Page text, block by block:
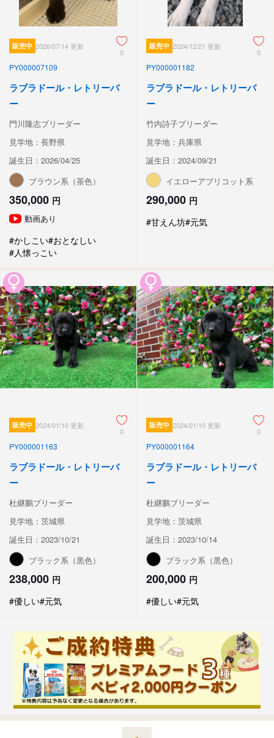
販売中 2026/07/14 更新
0
PY000007109
ラブラドール・レトリーバ
ー
門川隆志ブリーダー
見学地：長野県
誕生日：2026/04/25
ブラウン系（茶色）
350,000 円
動画あり
#かしこい#おとなしい
#人懐っこい
販売中 2024/12/21 更新
0
PY000001182
ラブラドール・レトリーバ
ー
竹内詩子ブリーダー
見学地：兵庫県
誕生日：2024/09/21
イエローアプリコット系
290,000 円
#甘えん坊#元気
販売中 2024/01/10 更新
0
PY000001163
ラブラドール・レトリーバ
ー
杜継鵬ブリーダー
見学地：茨城県
誕生日：2023/10/21
ブラック系（黒色）
238,000 円
#優しい#元気
販売中 2024/01/10 更新
0
PY000001164
ラブラドール・レトリーバ
ー
杜継鵬ブリーダー
見学地：茨城県
誕生日：2023/10/14
ブラック系（黒色）
200,000 円
#優しい#元気